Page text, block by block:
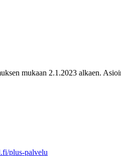
mukaan 2.1.2023 alkaen.
plus-palvelu